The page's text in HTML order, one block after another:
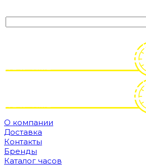
О компании
Доставка
Контакты
Бренды
Каталог часов